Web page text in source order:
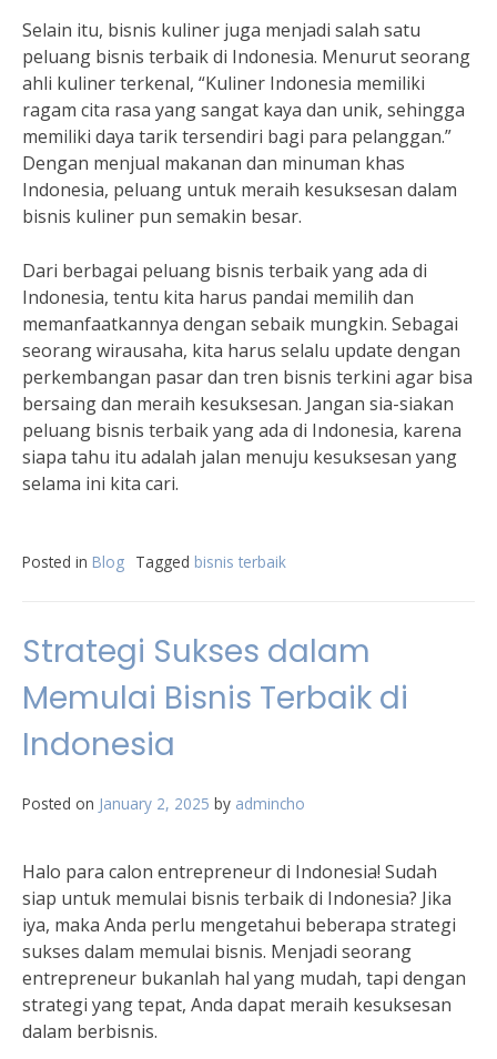
Selain itu, bisnis kuliner juga menjadi salah satu
peluang bisnis terbaik di Indonesia. Menurut seorang
ahli kuliner terkenal, “Kuliner Indonesia memiliki
ragam cita rasa yang sangat kaya dan unik, sehingga
memiliki daya tarik tersendiri bagi para pelanggan.”
Dengan menjual makanan dan minuman khas
Indonesia, peluang untuk meraih kesuksesan dalam
bisnis kuliner pun semakin besar.
Dari berbagai peluang bisnis terbaik yang ada di
Indonesia, tentu kita harus pandai memilih dan
memanfaatkannya dengan sebaik mungkin. Sebagai
seorang wirausaha, kita harus selalu update dengan
perkembangan pasar dan tren bisnis terkini agar bisa
bersaing dan meraih kesuksesan. Jangan sia-siakan
peluang bisnis terbaik yang ada di Indonesia, karena
siapa tahu itu adalah jalan menuju kesuksesan yang
selama ini kita cari.
Posted in Blog Tagged bisnis terbaik
Strategi Sukses dalam
Memulai Bisnis Terbaik di
Indonesia
Posted on January 2, 2025 by admincho
Halo para calon entrepreneur di Indonesia! Sudah
siap untuk memulai bisnis terbaik di Indonesia? Jika
iya, maka Anda perlu mengetahui beberapa strategi
sukses dalam memulai bisnis. Menjadi seorang
entrepreneur bukanlah hal yang mudah, tapi dengan
strategi yang tepat, Anda dapat meraih kesuksesan
dalam berbisnis.